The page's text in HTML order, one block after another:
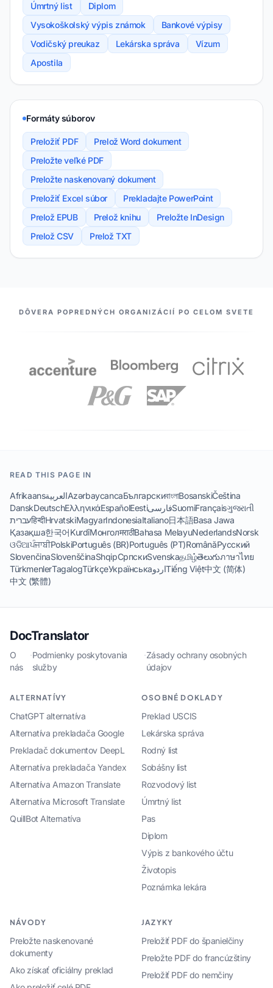
Úmrtný list
Diplom
Vysokoškolský výpis známok
Bankové výpisy
Vodičský preukaz
Lekárska správa
Vízum
Apostila
Formáty súborov
Preložiť PDF
Prelož Word dokument
Preložte veľké PDF
Preložte naskenovaný dokument
Preložiť Excel súbor
Prekladajte PowerPoint
Prelož EPUB
Prelož knihu
Preložte InDesign
Prelož CSV
Prelož TXT
NAŠI PARTNERI
DÔVERA POPREDNÝCH ORGANIZÁCIÍ PO CELOM SVETE
READ THIS PAGE IN
AfrikaansالعربيةAzərbaycancaБългарскиবাংলাBosanskiČeština
DanskDeutschΕλληνικάEspañolEestiفارسیSuomiFrançaisગુજરાતી
עבריתहिन्दीHrvatskiMagyarIndonesiaItaliano日本語Basa Jawa
Қазақша한국어KurdîМонголमराठीBahasa MelayuNederlandsNorsk
ଓଡିଆਪੰਜਾਬੀPolskiPortuguês (BR)Português (PT)RomânăРусский
SlovenčinaSlovenščinaShqipСрпскиSvenskaதமிழ்తెలుగుภาษาไทย
TürkmenlerTagalogTürkçeУкраїнськаاردوTiếng Việt中文 (简体)
中文 (繁體)
DocTranslator
O
nás
·Podmienky poskytovania
služby
·Zásady ochrany osobných
údajov
ALTERNATÍVY
ChatGPT alternatíva
Alternatíva prekladača Google
Prekladač dokumentov DeepL
Alternatíva prekladača Yandex
Alternatíva Amazon Translate
Alternatíva Microsoft Translate
QuillBot Alternatíva
OSOBNÉ DOKLADY
Preklad USCIS
Lekárska správa
Rodný list
Sobášny list
Rozvodový list
Úmrtný list
Pas
Diplom
Výpis z bankového účtu
Životopis
Poznámka lekára
NÁVODY
Preložte naskenované
dokumenty
Ako získať oficiálny preklad
JAZYKY
Preložiť PDF do španielčiny
Preložte PDF do francúzštiny
Preložiť PDF do nemčiny